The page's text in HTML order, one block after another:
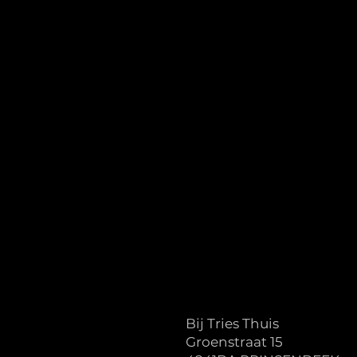
Bij Tries Thuis
Groenstraat 15